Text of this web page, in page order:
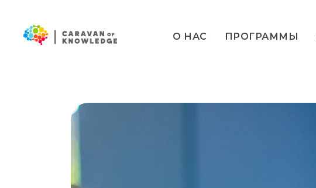
О НАС ПРОГРАММЫ